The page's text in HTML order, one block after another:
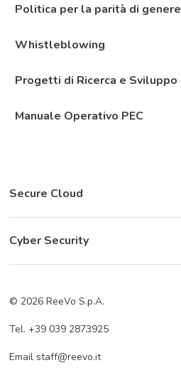
Politica per la parità di genere
Whistleblowing
Progetti di Ricerca e Sviluppo
Manuale Operativo PEC
Secure Cloud
IaaS - Private Cloud
Private Cloud
Cyber Security
Incident Response
© 2026 ReeVo S.p.A.
Tel. +39 039 2873925
Email staff@reevo.it